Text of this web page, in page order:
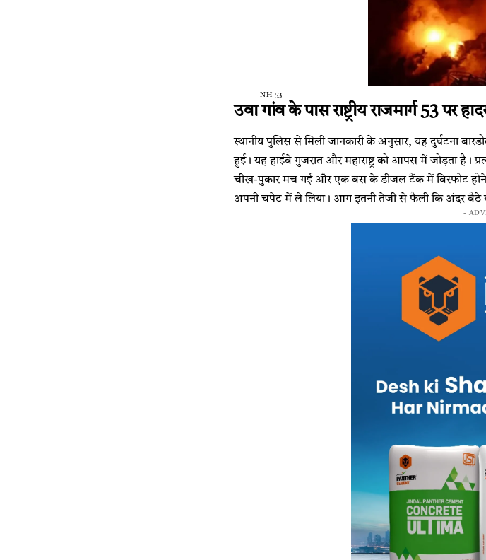
NH 53
उवा गांव के पास राष्ट्रीय राजमार्ग 53 पर
स्थानीय पुलिस से मिली जानकारी के अनुसार, यह दुर्घटना
हुई। यह हाईवे गुजरात और महाराष्ट्र को आपस में जोड़ता है।
चीख-पुकार मच गई और एक बस के डीजल टैंक में विस्फोट
अपनी चपेट में ले लिया। आग इतनी तेजी से फैली कि अंदर बैठे
-